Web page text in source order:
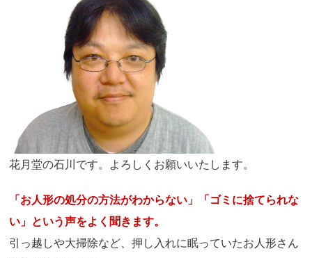
花月堂の石川です。よろしくお願いいたします。
「お人形の処分の方法がわからない」「ゴミに捨てられな
い」という声をよく聞きます。
引っ越しや大掃除など、押し入れに眠っていたお人形さん